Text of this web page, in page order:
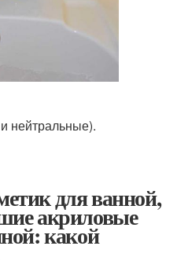
нейтральные).
для ванной,
акриловые
какой